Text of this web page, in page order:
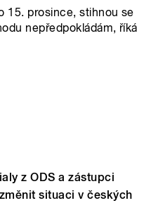
15. prosince, stihnou se
nepředpokládám, říká
z ODS a zástupci
situaci v českých